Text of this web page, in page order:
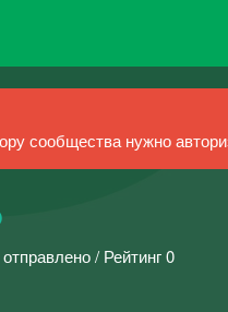
сообщества нужно
/ Рейтинг 0